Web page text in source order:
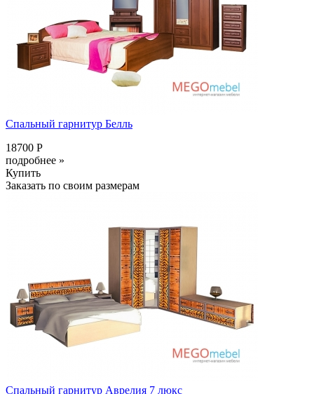
Спальный гарнитур Белль
18700 Р
подробнее »
Купить
Заказать по своим размерам
Спальный гарнитур Аврелия 7 люкс